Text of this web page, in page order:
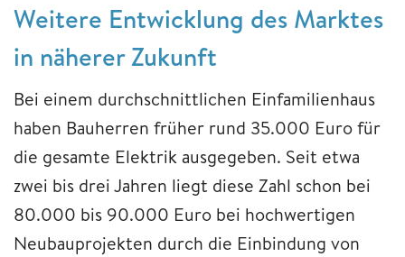
Weitere Entwicklung des Marktes
in näherer Zukunft
Bei einem durchschnittlichen Einfamilienhaus
haben Bauherren früher rund 35.000 Euro für
die gesamte Elektrik ausgegeben. Seit etwa
zwei bis drei Jahren liegt diese Zahl schon bei
80.000 bis 90.000 Euro bei hochwertigen
Neubauprojekten durch die Einbindung von